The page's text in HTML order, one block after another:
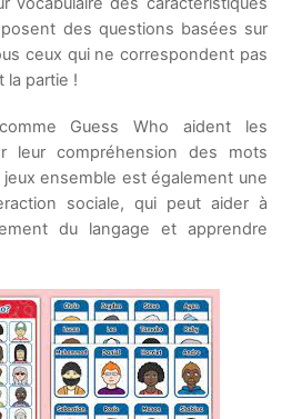
des questions basées sur
ceux qui ne correspondent pas
la partie !
Guess Who aident les
leur compréhension des mots
ensemble est également une
sociale, qui peut aider à
du langage et apprendre